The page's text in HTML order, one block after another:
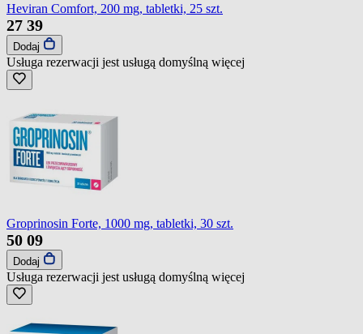
Heviran Comfort, 200 mg, tabletki, 25 szt.
27 39
Dodaj
Usługa rezerwacji jest usługą domyślną więcej
Groprinosin Forte, 1000 mg, tabletki, 30 szt.
50 09
Dodaj
Usługa rezerwacji jest usługą domyślną więcej